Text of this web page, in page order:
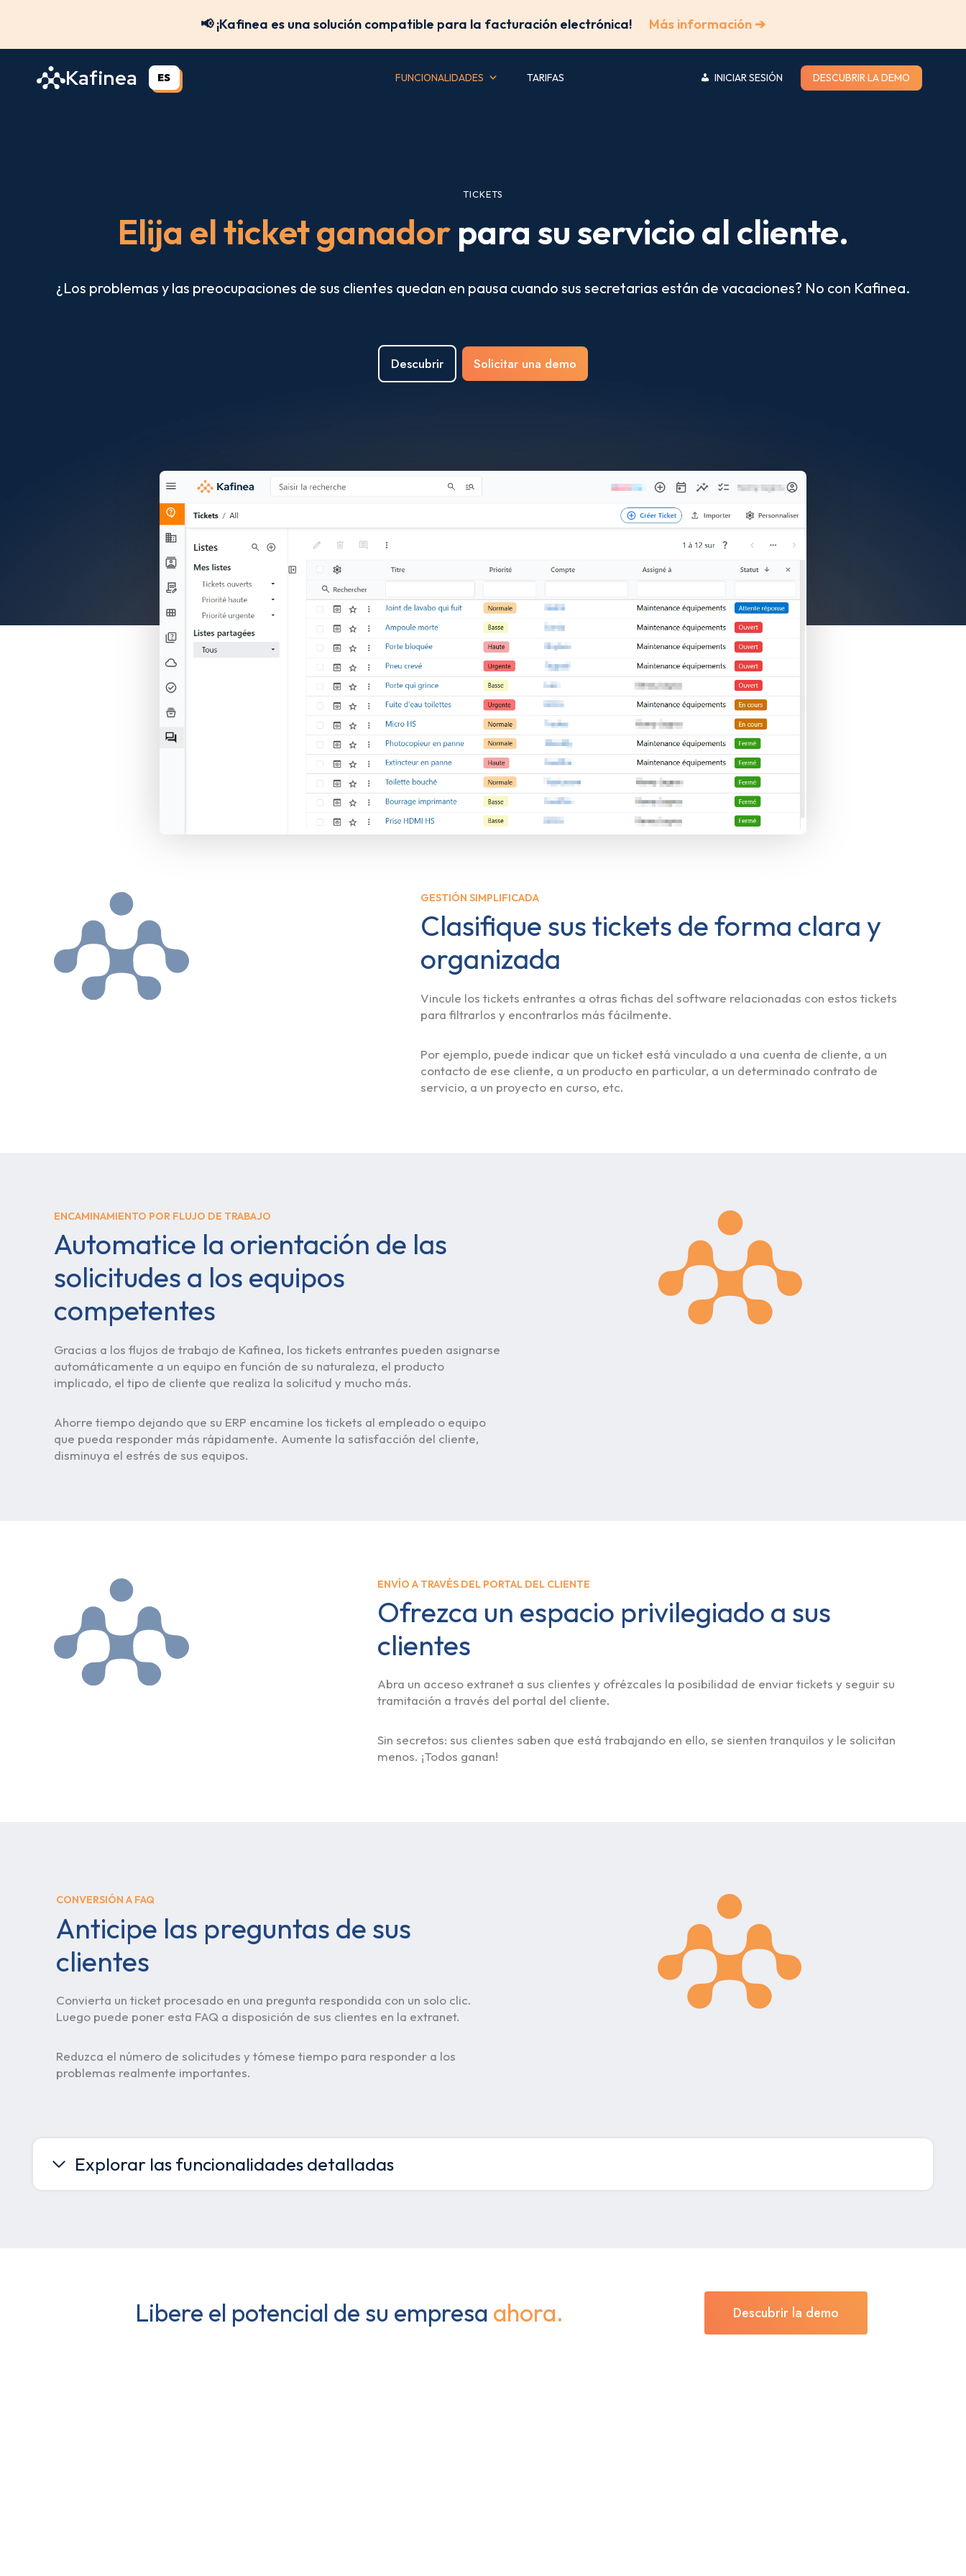
contenido
📢 ¡Kafinea es una solución compatible para la facturación electrónica! Más información ➔
Kafinea ES FUNCIONALIDADES TARIFAS INICIAR SESIÓN DESCUBRIR LA DEMO
TICKETS
Elija el ticket ganadorpara su servicio al cliente.
¿Los problemas y las preocupaciones de sus clientes quedan en pausa cuando sus secretarias están de vacaciones? No con Kafinea.
Descubrir Solicitar una demo
GESTIÓN SIMPLIFICADA
Clasifique sus tickets de forma clara y
organizada
Vincule los tickets entrantes a otras fichas del software relacionadas con estos tickets
para filtrarlos y encontrarlos más fácilmente.
Por ejemplo, puede indicar que un ticket está vinculado a una cuenta de cliente, a un
contacto de ese cliente, a un producto en particular, a un determinado contrato de
servicio, a un proyecto en curso, etc.
ENCAMINAMIENTO POR FLUJO DE TRABAJO
Automatice la orientación de las
solicitudes a los equipos
competentes
Gracias a los flujos de trabajo de Kafinea, los tickets entrantes pueden asignarse
automáticamente a un equipo en función de su naturaleza, el producto
implicado, el tipo de cliente que realiza la solicitud y mucho más.
Ahorre tiempo dejando que su ERP encamine los tickets al empleado o equipo
que pueda responder más rápidamente. Aumente la satisfacción del cliente,
disminuya el estrés de sus equipos.
ENVÍO A TRAVÉS DEL PORTAL DEL CLIENTE
Ofrezca un espacio privilegiado a sus
clientes
Abra un acceso extranet a sus clientes y ofrézcales la posibilidad de enviar tickets y seguir su
tramitación a través del portal del cliente.
Sin secretos: sus clientes saben que está trabajando en ello, se sienten tranquilos y le solicitan
menos. ¡Todos ganan!
CONVERSIÓN A FAQ
Anticipe las preguntas de sus
clientes
Convierta un ticket procesado en una pregunta respondida con un solo clic.
Luego puede poner esta FAQ a disposición de sus clientes en la extranet.
Reduzca el número de solicitudes y tómese tiempo para responder a los
problemas realmente importantes.
Explorar las funcionalidades detalladas
Libere el potencial de su empresa ahora. Descubrir la demo